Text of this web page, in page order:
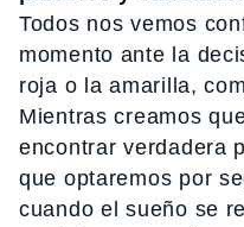
Todos nos vemos
momento ante la
roja o la amarilla,
Mientras creamos
encontrar verdadera
que optaremos por
cuando el sueño se